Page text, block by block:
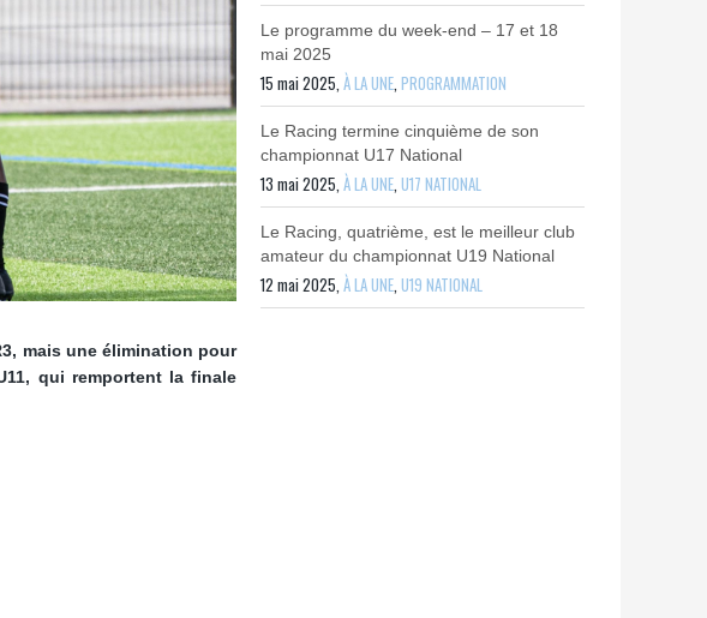
mais une élimination pour
qui remportent la finale
Le programme du week-end – 17 et 18
mai 2025
15 mai 2025,À LA UNE,PROGRAMMATION
Le Racing termine cinquième de son
championnat U17 National
13 mai 2025,À LA UNE,U17 NATIONAL
Le Racing, quatrième, est le meilleur club
amateur du championnat U19 National
12 mai 2025,À LA UNE,U19 NATIONAL